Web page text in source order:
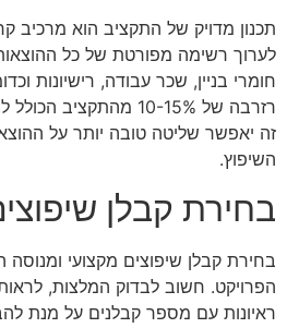
תכנון מדויק של התקציב הוא מרכיב
לערוך רשימה מפורטת של כל ההוצאות
חומרי בניין, שכר עבודה, רישיונות
רזרבה של 10-15%
זה יאפשר שליטה טובה יותר על
השיפוץ.
בחירת קבלן
בחירת קבלן שיפוצים מקצועי
הפרויקט. חשוב לבדוק המלצות,
ראיונות עם מספר קבלנים על מנת